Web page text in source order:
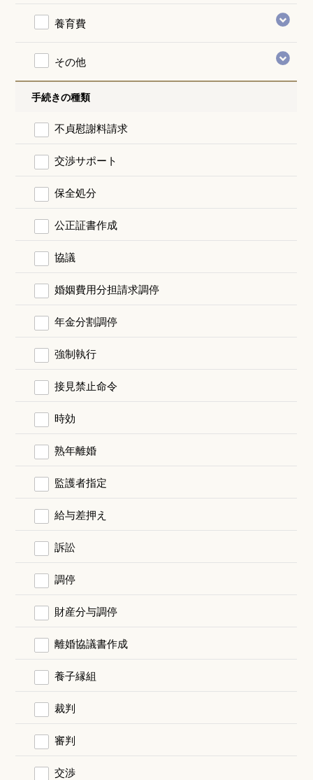
養育費
その他
手続きの種類
不貞慰謝料請求
交渉サポート
保全処分
公正証書作成
協議
婚姻費用分担請求調停
年金分割調停
強制執行
接見禁止命令
時効
熟年離婚
監護者指定
給与差押え
訴訟
調停
財産分与調停
離婚協議書作成
養子縁組
裁判
審判
交渉